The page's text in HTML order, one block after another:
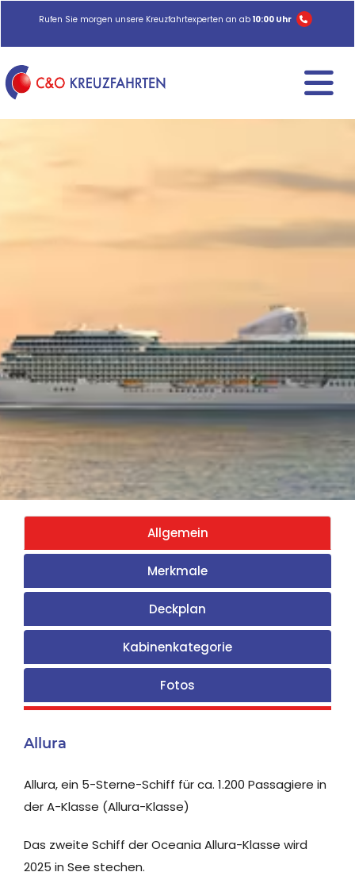
Rufen Sie morgen unsere Kreuzfahrtexperten an ab 10:00 Uhr
Allgemein
Merkmale
Deckplan
Kabinenkategorie
Fotos
Allura
Allura, ein 5-Sterne-Schiff für ca. 1.200 Passagiere in
der A-Klasse (Allura-Klasse)
Das zweite Schiff der Oceania Allura-Klasse wird
2025 in See stechen.